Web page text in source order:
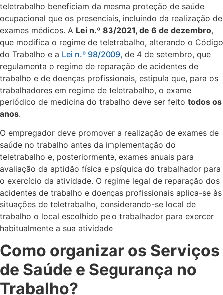
teletrabalho beneficiam da mesma proteção de saúde
ocupacional que os presenciais, incluindo da realização de
exames médicos. A Lei n.º 83/2021, de 6 de dezembro,
que modifica o regime de teletrabalho, alterando o Código
do Trabalho e a Lei n.º 98/2009, de 4 de setembro, que
regulamenta o regime de reparação de acidentes de
trabalho e de doenças profissionais, estipula que, para os
trabalhadores em regime de teletrabalho, o exame
periódico de medicina do trabalho deve ser feito todos os
anos.
O empregador deve promover a realização de exames de
saúde no trabalho antes da implementação do
teletrabalho e, posteriormente, exames anuais para
avaliação da aptidão física e psíquica do trabalhador para
o exercício da atividade. O regime legal de reparação dos
acidentes de trabalho e doenças profissionais aplica-se às
situações de teletrabalho, considerando-se local de
trabalho o local escolhido pelo trabalhador para exercer
habitualmente a sua atividade
Como organizar os Serviços
de Saúde e Segurança no
Trabalho?